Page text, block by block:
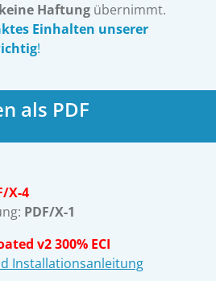
keine Haftung übernimmt.
Einhalten unserer
!
als PDF
X-4
PDF/X-1
v2 300% ECI
Installationsanleitung